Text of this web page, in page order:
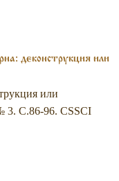
деконструкция или
или
3. C.86-96. СSSCI